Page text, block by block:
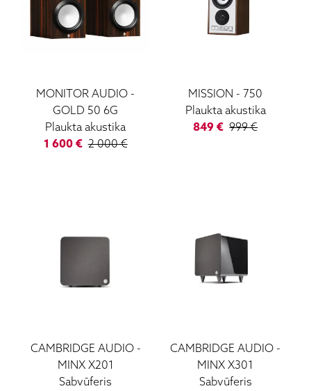
MONITOR AUDIO -
GOLD 50 6G
Plaukta akustika
1 600€ 2 000€
MISSION -750
Plaukta akustika
849 € 999€
CAMBRIDGE AUDIO-
MINX X201
Sabvūferis
CAMBRIDGE AUDIO -
MINX X301
Sabvūferis